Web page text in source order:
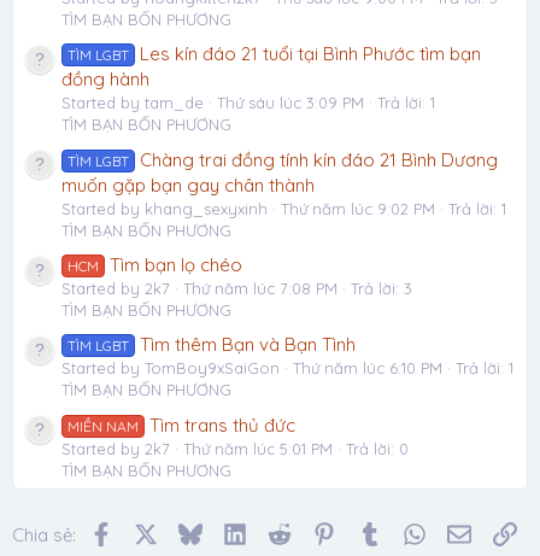
TÌM BẠN BỐN PHƯƠNG
TÌM LGBT
Les kín đáo 21 tuổi tại Bình Phước tìm bạn
đồng hành
Started by tam_de Thứ sáu lúc 3:09 PM
Trả lời: 1
TÌM BẠN BỐN PHƯƠNG
TÌM LGBT
Chàng trai đồng tính kín đáo 21 Bình Dương
muốn gặp bạn gay chân thành
Started by khang_sexyxinh Thứ năm lúc 9:02 PM
Trả lời: 1
TÌM BẠN BỐN PHƯƠNG
HCM Tìm bạn lọ chéo
Started by 2k7 Thứ năm lúc 7:08 PM
Trả lời: 3
TÌM BẠN BỐN PHƯƠNG
TÌM LGBT Tìm thêm Bạn và Bạn Tình
Started by TomBoy9xSaiGon Thứ năm lúc 6:10 PM
Trả lời: 1
TÌM BẠN BỐN PHƯƠNG
MIỀN NAM Tìm trans thủ đức
Started by 2k7 Thứ năm lúc 5:01 PM
Trả lời: 0
TÌM BẠN BỐN PHƯƠNG
Chia sẻ: FacebookBlueskyLinkedInReddit PinterestTumblrWhatsApp
Email